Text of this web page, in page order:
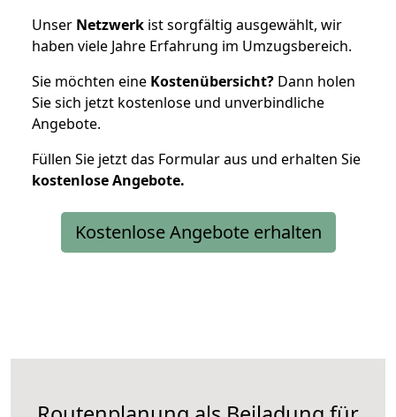
Unser Netzwerk ist sorgfältig ausgewählt, wir
haben viele Jahre Erfahrung im Umzugsbereich.
Sie möchten eine Kostenübersicht? Dann holen
Sie sich jetzt kostenlose und unverbindliche
Angebote.
Füllen Sie jetzt das Formular aus und erhalten Sie
kostenloseAngebote.
Kostenlose Angebote erhalten